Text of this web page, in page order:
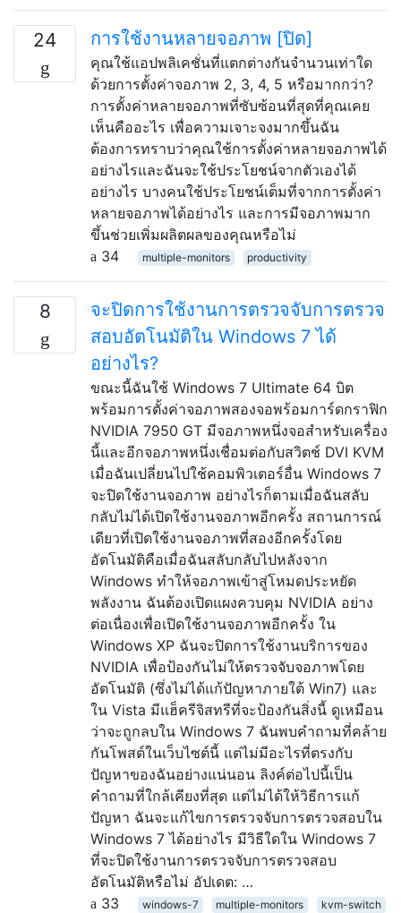
24 การใช้งานหลายจอภาพ [ปิด]
คุณใช้แอปพลิเคชั่นที่แตกต่างกันจำนวนเท่าใด
ด้วยการตั้งค่าจอภาพ 2, 3, 4, 5 หรือมากกว่า?
การตั้งค่าหลายจอภาพที่ซับซ้อนที่สุดที่คุณเคย
เห็นคืออะไร เพื่อความเจาะจงมากขึ้นฉัน
ต้องการทราบว่าคุณใช้การตั้งค่าหลายจอภาพได้
อย่างไรและฉันจะใช้ประโยชน์จากตัวเองได้
อย่างไร บางคนใช้ประโยชน์เต็มที่จากการตั้งค่า
หลายจอภาพได้อย่างไร และการมีจอภาพมาก
ขึ้นช่วยเพิ่มผลิตผลของคุณหรือไม่
34
multiple-monitors productivity
8
จะปิดการใช้งานการตรวจจับการตรวจ
สอบอัตโนมัติใน Windows 7 ได้
อย่างไร?
ขณะนี้ฉันใช้ Windows 7 Ultimate 64 บิต
พร้อมการตั้งค่าจอภาพสองจอพร้อมการ์ดกราฟิก
NVIDIA 7950 GT มีจอภาพหนึ่งจอสำหรับเครื่อง
นี้และอีกจอภาพหนึ่งเชื่อมต่อกับสวิตช์ DVI KVM
เมื่อฉันเปลี่ยนไปใช้คอมพิวเตอร์อื่น Windows 7
จะปิดใช้งานจอภาพ อย่างไรก็ตามเมื่อฉันสลับ
กลับไม่ได้เปิดใช้งานจอภาพอีกครั้ง สถานการณ์
เดียวที่เปิดใช้งานจอภาพที่สองอีกครั้งโดย
อัตโนมัติคือเมื่อฉันสลับกลับไปหลังจาก
Windows ทำให้จอภาพเข้าสู่โหมดประหยัด
พลังงาน ฉันต้องเปิดแผงควบคุม NVIDIA อย่าง
ต่อเนื่องเพื่อเปิดใช้งานจอภาพอีกครั้ง ใน
Windows XP ฉันจะปิดการใช้งานบริการของ
NVIDIA เพื่อป้องกันไม่ให้ตรวจจับจอภาพโดย
อัตโนมัติ (ซึ่งไม่ได้แก้ปัญหาภายใต้ Win7) และ
ใน Vista มีแฮ็ครีจิสทรีที่จะป้องกันสิ่งนี้ ดูเหมือน
ว่าจะถูกลบใน Windows 7 ฉันพบคำถามที่คล้าย
กันโพสต์ในเว็บไซต์นี้ แต่ไม่มีอะไรที่ตรงกับ
ปัญหาของฉันอย่างแน่นอน ลิงค์ต่อไปนี้เป็น
คำถามที่ใกล้เคียงที่สุด แต่ไม่ได้ให้วิธีการแก้
ปัญหา ฉันจะแก้ไขการตรวจจับการตรวจสอบใน
Windows 7 ได้อย่างไร มีวิธีใดใน Windows 7
ที่จะปิดใช้งานการตรวจจับการตรวจสอบ
อัตโนมัติหรือไม่ อัปเดต: …
33
windows-7 multiple-monitors
kvm-switch